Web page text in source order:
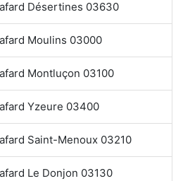
Désertines 03630
Moulins 03000
Montluçon 03100
Yzeure 03400
Saint-Menoux 03210
Le Donjon 03130